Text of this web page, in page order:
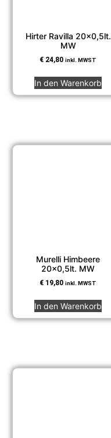
Hirter Ravilla 20×0,5lt.
MW
€ 24,80 inkl. MWST
In den Warenkorb
Murelli Himbeere
20×0,5lt. MW
€ 19,80 inkl. MWST
In den Warenkorb